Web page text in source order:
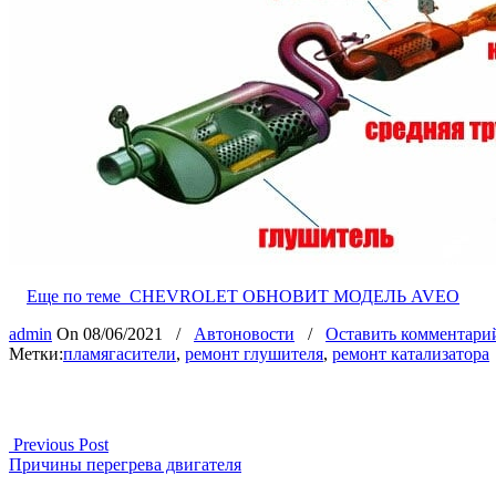
Еще по теме CHEVROLET ОБНОВИТ МОДЕЛЬ AVEO
admin On 08/06/2021 / Автоновости / Оставить
Метки:пламягасители, ремонт глушителя, ремонт катализатора
Previous Post
Причины перегрева двигателя